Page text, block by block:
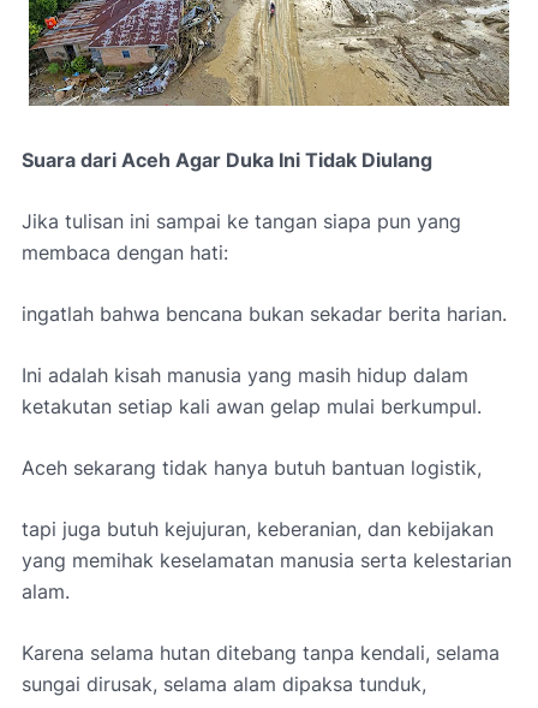
Suara dari Aceh Agar Duka Ini Tidak Diulang
Jika tulisan ini sampai ke tangan siapa pun yang
membaca dengan hati:
ingatlah bahwa bencana bukan sekadar berita harian.
Ini adalah kisah manusia yang masih hidup dalam
ketakutan setiap kali awan gelap mulai berkumpul.
Aceh sekarang tidak hanya butuh bantuan logistik,
tapi juga butuh kejujuran, keberanian, dan kebijakan
yang memihak keselamatan manusia serta kelestarian
alam.
Karena selama hutan ditebang tanpa kendali, selama
sungai dirusak, selama alam dipaksa tunduk,